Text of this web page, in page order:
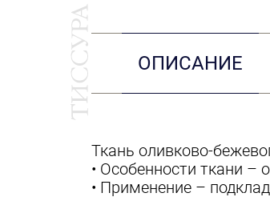
ОПИСАНИЕ
Ткань оливково-
• Особенности ткани –
• Применение –